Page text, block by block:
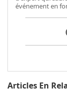
événement en
Articles En